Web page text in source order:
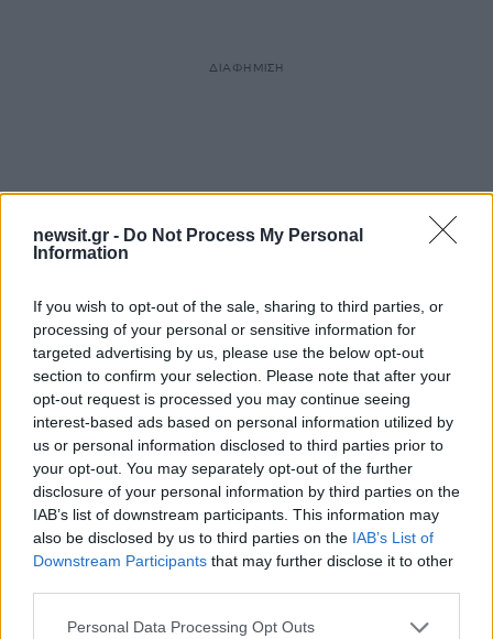
newsit.gr - Do Not Process My Personal
Information
If you wish to opt-out of the sale, sharing to third parties, or
processing of your personal or sensitive information for
targeted advertising by us, please use the below opt-out
section to confirm your selection. Please note that after your
opt-out request is processed you may continue seeing
interest-based ads based on personal information utilized by
us or personal information disclosed to third parties prior to
your opt-out. You may separately opt-out of the further
disclosure of your personal information by third parties on the
IAB’s list of downstream participants. This information may
also be disclosed by us to third parties on the IAB’s List of
Downstream Participants that may further disclose it to other
Please note that this website/app uses one or more Google
Personal Data Processing Opt Outs
ΔΙΑΦΗΜΙΣΗ